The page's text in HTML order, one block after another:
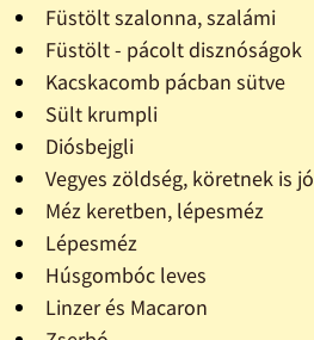
Füstölt szalonna, szalámi
Füstölt - pácolt disznóságok
Kacskacomb pácban sütve
Sült krumpli
Diósbejgli
Vegyes zöldség, köretnek is jó
Méz keretben, lépesméz
Lépesméz
Húsgombóc leves
Linzer és Macaron